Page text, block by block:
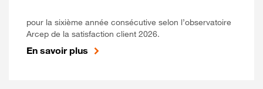
pour la sixième année consécutive selon l’observatoire
Arcep de la satisfaction client 2026.
En savoir plus